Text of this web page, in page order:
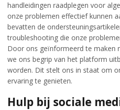
handleidingen raadplegen voor
onze problemen effectief kunnen
bevatten de
troubleshooting die onze
Door ons geïnformeerd te maken
we ons begrip van het platform
worden. Dit stelt ons in staat om
ervaring te genieten.
Hulp bij sociale